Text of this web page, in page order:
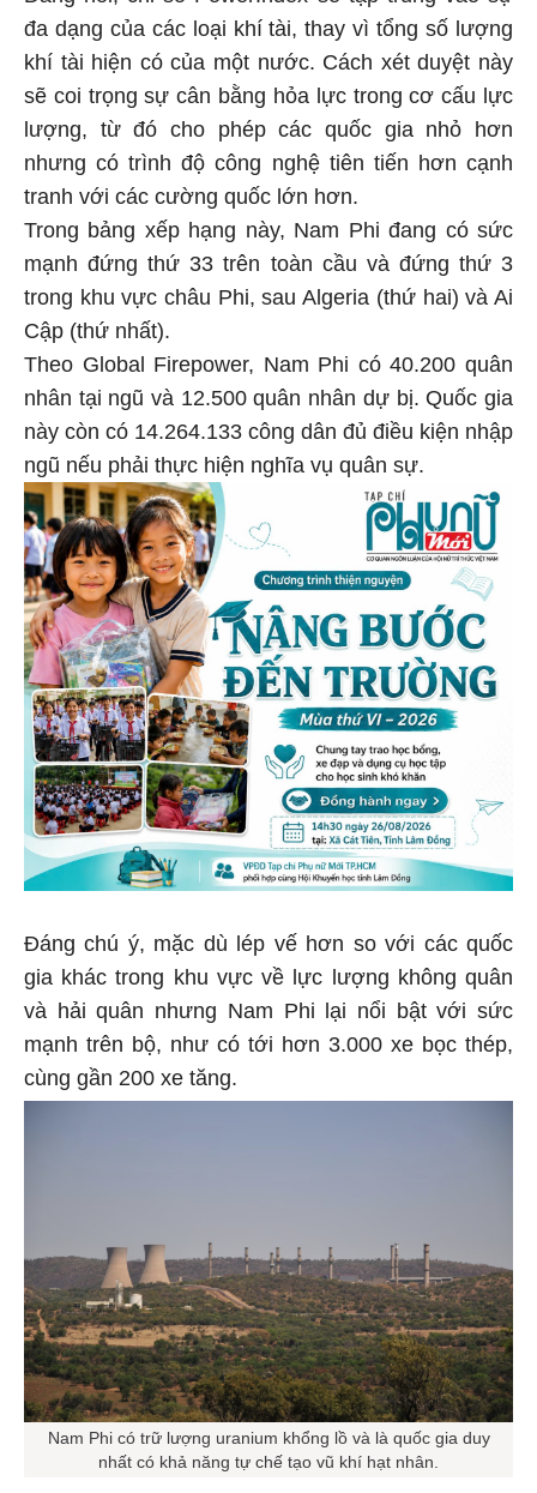
đa dạng của các loại khí tài, thay vì tổng số lượng
khí tài hiện có của một nước. Cách xét duyệt này
sẽ coi trọng sự cân bằng hỏa lực trong cơ cấu lực
lượng, từ đó cho phép các quốc gia nhỏ hơn
nhưng có trình độ công nghệ tiên tiến hơn cạnh
tranh với các cường quốc lớn hơn.
Trong bảng xếp hạng này, Nam Phi đang có sức
mạnh đứng thứ 33 trên toàn cầu và đứng thứ 3
trong khu vực châu Phi, sau Algeria (thứ hai) và Ai
Cập (thứ nhất).
Theo Global Firepower, Nam Phi có 40.200 quân
nhân tại ngũ và 12.500 quân nhân dự bị. Quốc gia
này còn có 14.264.133 công dân đủ điều kiện nhập
ngũ nếu phải thực hiện nghĩa vụ quân sự.
Đáng chú ý, mặc dù lép vế hơn so với các quốc
gia khác trong khu vực về lực lượng không quân
và hải quân nhưng Nam Phi lại nổi bật với sức
mạnh trên bộ, như có tới hơn 3.000 xe bọc thép,
cùng gần 200 xe tăng.
Nam Phi có trữ lượng uranium khổng lồ và là quốc gia duy
nhất có khả năng tự chế tạo vũ khí hạt nhân.